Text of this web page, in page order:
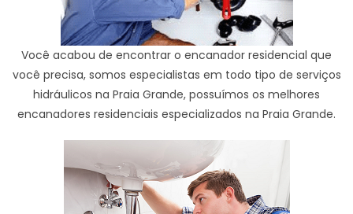
Você acabou de encontrar o encanador residencial que
você precisa, somos especialistas em todo tipo de serviços
hidráulicos na Praia Grande, possuímos os melhores
encanadores residenciais especializados na Praia Grande.